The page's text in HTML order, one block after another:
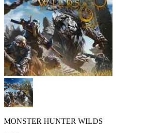
MONSTER HUNTER WILDS